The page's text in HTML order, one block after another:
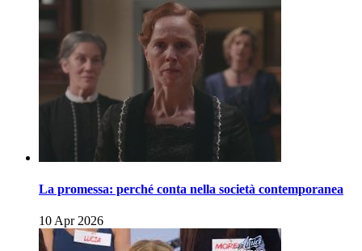
La promessa: perché conta nella società contemporanea
10 Apr 2026